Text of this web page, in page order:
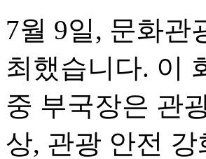
7월 9일, 문화관
최했습니다. 이
중 부국장은 관
상, 관광 안전